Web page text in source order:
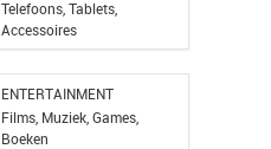
Telefoons, Tablets,
Accessoires
ENTERTAINMENT
Films, Muziek, Games,
Boeken